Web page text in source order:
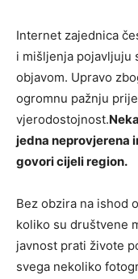
Internet zajednica
i mišljenja pojavljuju
objavom. Upravo
ogromnu pažnju
vjerodostojnost.
jedna neprovjerena
govori cijeli region.
Bez obzira na ishod
koliko su društvene
javnost prati živote
svega nekoliko